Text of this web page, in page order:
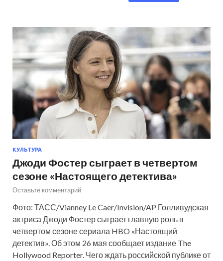
КУЛЬТУРА
Джоди Фостер сыграет в четвертом
сезоне «Настоящего детектива»
Оставьте комментарий
Фото: ТАСС/Vianney Le Caer/Invision/AP Голливудская
актриса Джоди Фостер сыграет главную роль в
четвертом сезоне сериала HBO «Настоящий
детектив». Об этом 26 мая сообщает издание The
Hollywood Reporter. Чего ждать российской публике от